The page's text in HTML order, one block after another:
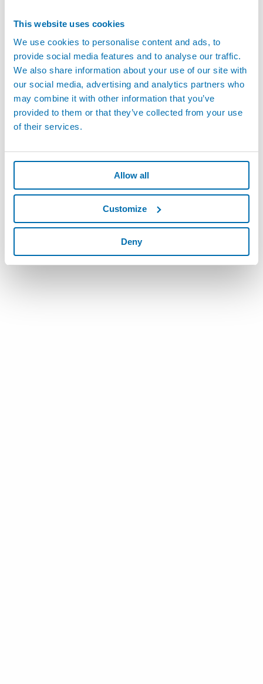
This website uses cookies
We use cookies to personalise content and ads, to
provide social media features and to analyse our traffic.
We also share information about your use of our site with
our social media, advertising and analytics partners who
may combine it with other information that you’ve
provided to them or that they’ve collected from your use
of their services.
Allow all
Customize
Deny